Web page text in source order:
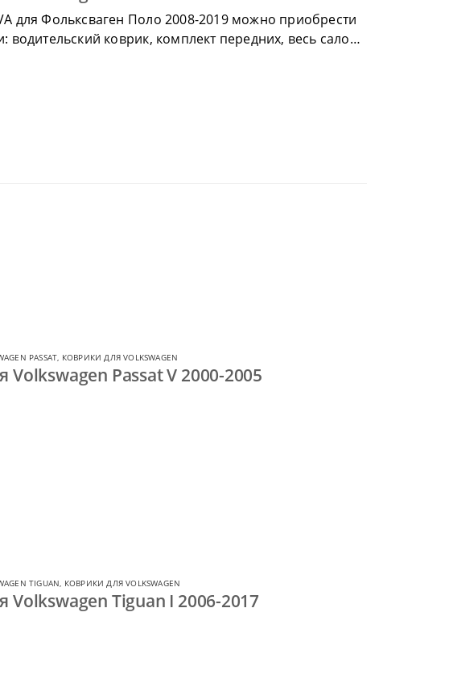
для Фольксваген Поло 2008-2019 можно приобрести
водительский коврик, комплект передних, весь салон,
PASSAT, КОВРИКИ ДЛЯ VOLKSWAGEN
Volkswagen Passat V 2000-2005
TIGUAN, КОВРИКИ ДЛЯ VOLKSWAGEN
Volkswagen Tiguan I 2006-2017